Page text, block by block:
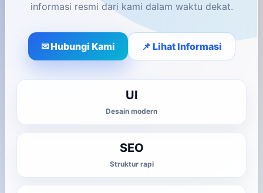
informasi resmi dari kami dalam waktu dekat.
✉ Hubungi Kami 📌 Lihat Informasi
UI
Desain modern
SEO
Struktur rapi